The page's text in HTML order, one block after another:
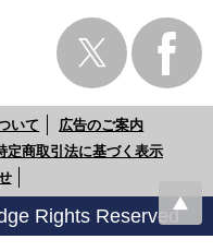
いて
広告のご案内
定商取引法に基づく表示
Rights Reserved